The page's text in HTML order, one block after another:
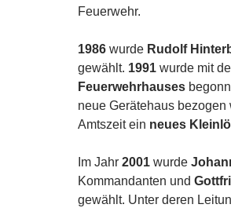
Feuerwehr.
1986 wurde Rudolf
gewählt. 1991 wurde mit
Feuerwehrhauses
neue Gerätehaus
Amtszeit ein neues
Im Jahr 2001 wurde
Kommandanten und
gewählt. Unter deren